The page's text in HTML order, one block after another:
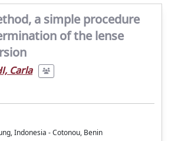
a simple procedure
of the lense
Carla
Indonesia - Cotonou, Benin